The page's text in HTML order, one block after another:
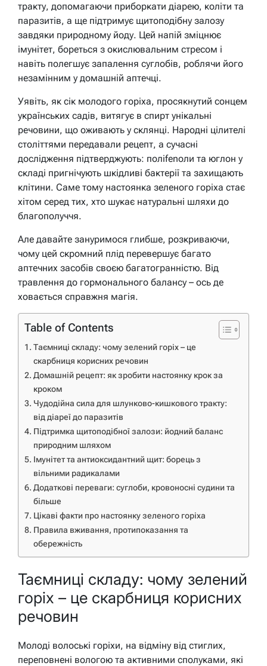
тракту, допомагаючи приборкати діарею, коліти та
паразитів, а ще підтримує щитоподібну залозу
завдяки природному йоду. Цей напій зміцнює
імунітет, бореться з окислювальним стресом і
навіть полегшує запалення суглобів, роблячи його
незамінним у домашній аптечці.
Уявіть, як сік молодого горіха, просякнутий сонцем
українських садів, витягує в спирт унікальні
речовини, що оживають у склянці. Народні цілителі
століттями передавали рецепт, а сучасні
дослідження підтверджують: полifenоли та юглон у
складі пригнічують шкідливі бактерії та захищають
клітини. Саме тому настоянка зеленого горіха стає
хітом серед тих, хто шукає натуральні шляхи до
благополуччя.
Але давайте зануримося глибше, розкриваючи,
чому цей скромний плід перевершує багато
аптечних засобів своєю багатогранністю. Від
травлення до гормонального балансу – ось де
ховається справжня магія.
Table of Contents
Таємниці складу: чому зелений горіх – це
скарбниця корисних речовин
Домашній рецепт: як зробити настоянку крок за
кроком
Чудодійна сила для шлунково-кишкового тракту:
від діареї до паразитів
Підтримка щитоподібної залози: йодний баланс
природним шляхом
Імунітет та антиоксидантний щит: борець з
вільними радикалами
Додаткові переваги: суглоби, кровоносні судини та
більше
Цікаві факти про настоянку зеленого горіха
Правила вживання, протипоказання та
обережність
Таємниці складу: чому зелений
горіх – це скарбниця корисних
речовин
Молоді волоські горіхи, на відміну від стиглих,
переповнені вологою та активними сполуками, які